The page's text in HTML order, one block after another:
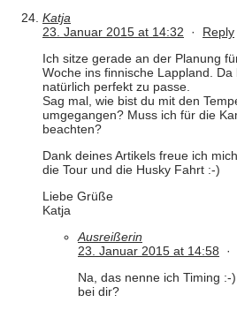
Katja
23. Januar 2015 at 14:32 · Reply
Ich sitze gerade an der Planung
Woche ins finnische Lappland.
natürlich perfekt zu passe.
Sag mal, wie bist du mit den
umgegangen? Muss ich für die
beachten?
Dank deines Artikels freue ich
die Tour und die Husky Fahrt :-)
Liebe Grüße
Katja
Ausreißerin
23. Januar 2015 at 14:58 ·
Na, das nenne ich Timing :-
bei dir?